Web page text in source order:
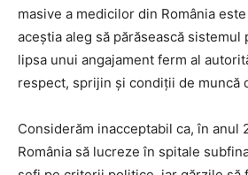
masive a medicilor din România
aceștia aleg să părăsească sistemul
lipsa unui angajament ferm al
respect, sprijin și condiții de muncă
Considerăm inacceptabil ca, în anul
România să lucreze în spitale